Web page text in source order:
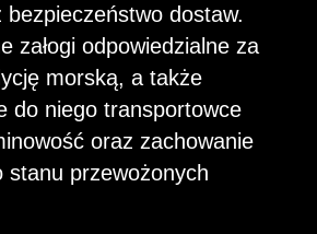
dostaw.
załogi odpowiedzialne za
morską, a także
do niego transportowce
oraz zachowanie
stanu przewożonych